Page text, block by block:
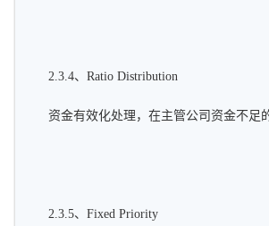
2.3.4、Ratio Distribution
资金有效化处理，在主管公司资金不足
2.3.5、Fixed Priority